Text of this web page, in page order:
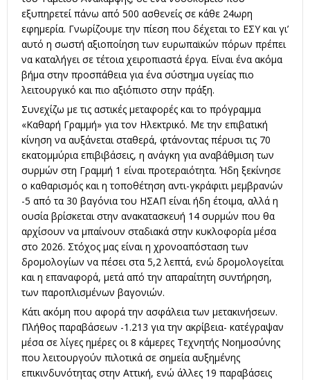
εξυπηρετεί πάνω από 500 ασθενείς σε κάθε 24ωρη
εφημερία. Γνωρίζουμε την πίεση που δέχεται το ΕΣΥ και γι’
αυτό η σωστή αξιοποίηση των ευρωπαϊκών πόρων πρέπει
να καταλήγει σε τέτοια χειροπιαστά έργα. Είναι ένα ακόμα
βήμα στην προσπάθεια για ένα σύστημα υγείας πιο
λειτουργικό και πιο αξιόπιστο στην πράξη.
Συνεχίζω με τις αστικές μεταφορές και το πρόγραμμα
«Καθαρή Γραμμή» για τον Ηλεκτρικό. Με την επιβατική
κίνηση να αυξάνεται σταθερά, φτάνοντας πέρυσι τις 70
εκατομμύρια επιβιβάσεις, η ανάγκη για αναβάθμιση των
συρμών στη Γραμμή 1 είναι προτεραιότητα. Ήδη ξεκίνησε
ο καθαρισμός και η τοποθέτηση αντι-γκράφιτι μεμβρανών
-5 από τα 30 βαγόνια του ΗΣΑΠ είναι ήδη έτοιμα, αλλά η
ουσία βρίσκεται στην ανακατασκευή 14 συρμών που θα
αρχίσουν να μπαίνουν σταδιακά στην κυκλοφορία μέσα
στο 2026. Στόχος μας είναι η χρονοαπόσταση των
δρομολογίων να πέσει στα 5,2 λεπτά, ενώ δρομολογείται
και η επαναφορά, μετά από την απαραίτητη συντήρηση,
των παροπλισμένων βαγονιών.
Κάτι ακόμη που αφορά την ασφάλεια των μετακινήσεων.
Πλήθος παραβάσεων -1.213 για την ακρίβεια- κατέγραψαν
μέσα σε λίγες ημέρες οι 8 κάμερες Τεχνητής Νοημοσύνης
που λειτουργούν πιλοτικά σε σημεία αυξημένης
επικινδυνότητας στην Αττική, ενώ άλλες 19 παραβάσεις